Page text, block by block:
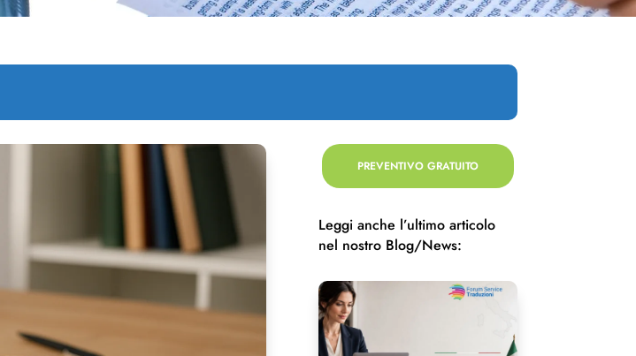
PREVENTIVO GRATUITO
Leggi anche l’ultimo articolo
nel nostro Blog/News: